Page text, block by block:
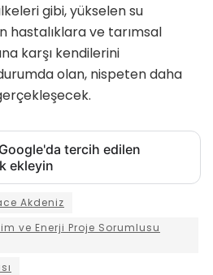
gibi, yükselen su
hastalıklara ve tarımsal
karşı kendilerini
olan, nispeten daha
tercih edilen
ekleyin
Akdeniz
ve Enerji Proje Sorumlusu